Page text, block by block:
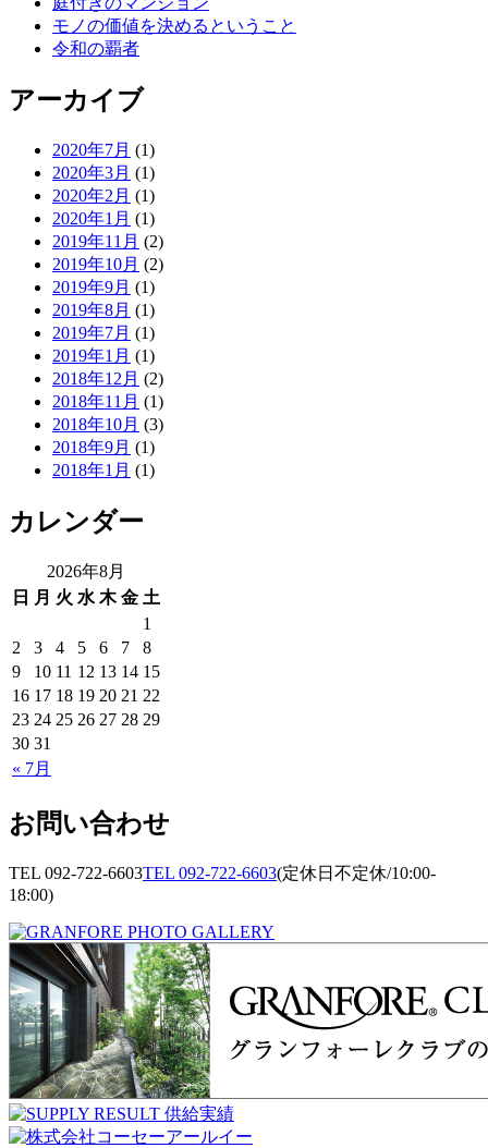
モノの価値を決めるということ
令和の覇者
アーカイブ
2020年7月 (1)
2020年3月 (1)
2020年2月 (1)
2020年1月 (1)
2019年11月 (2)
2019年10月 (2)
2019年9月 (1)
2019年8月 (1)
2019年7月 (1)
2019年1月 (1)
2018年12月 (2)
2018年11月 (1)
2018年10月 (3)
2018年9月 (1)
2018年1月 (1)
カレンダー
2026年8月
日
月 火 水 木 金 土
« 7月
1
2
3 4 5 6 7
8
9
10 11 12 13 14 15
16 17 18 19 20 21 22
23 24 25 26 27 28 29
30 31
お問い合わせ
TEL 092-722-6603TEL 092-722-6603(定休日不定休/10:00-
18:00)